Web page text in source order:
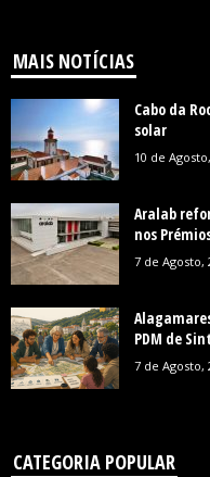
MAIS NOTÍCIAS
Cabo da
solar
10 de
Aralab
nos
7 de Agosto,
PDM de
7 de Agosto,
CATEGORIA POPULAR